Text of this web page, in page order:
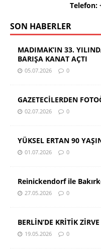
Telefon:
SON HABERLER
MADIMAK’IN 33.
BARIŞA KANAT AÇTI
05.07.2026 0
GAZETECİLERDEN
02.07.2026 0
YÜKSEL ERTAN 90
01.07.2026 0
Reinickendorf ile
27.05.2026 0
BERLİN’DE KRİTİK ZİRVE
19.05.2026 0